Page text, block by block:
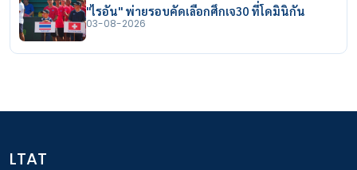
"ไรอัน" พ่ายรอบคัดเลือกศึกเจ30 ที่โดมินิกัน
03-08-2026
LTAT